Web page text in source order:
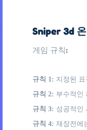
Sniper 3d
게임 규칙:
규칙 1: 지정된
규칙 2: 부수적인
규칙 3: 성공적인
규칙 4: 재장전에